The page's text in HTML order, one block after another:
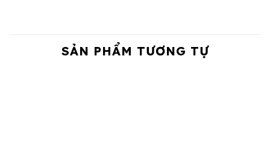
SẢN PHẨM TƯƠNG TỰ